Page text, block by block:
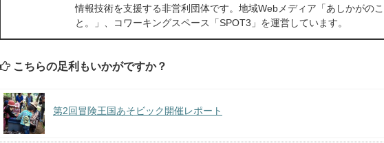
情報技術を支援する非営利団体です。地域Webメディア「あしかがのこ
と。」、コワーキングスペース「SPOT3」を運営しています。
こちらの足利もいかがですか？
第2回冒険王国あそビック開催レポート